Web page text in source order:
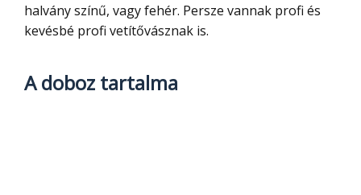
halvány színű, vagy fehér. Persze vannak profi és
kevésbé profi vetítővásznak is.
A doboz tartalma